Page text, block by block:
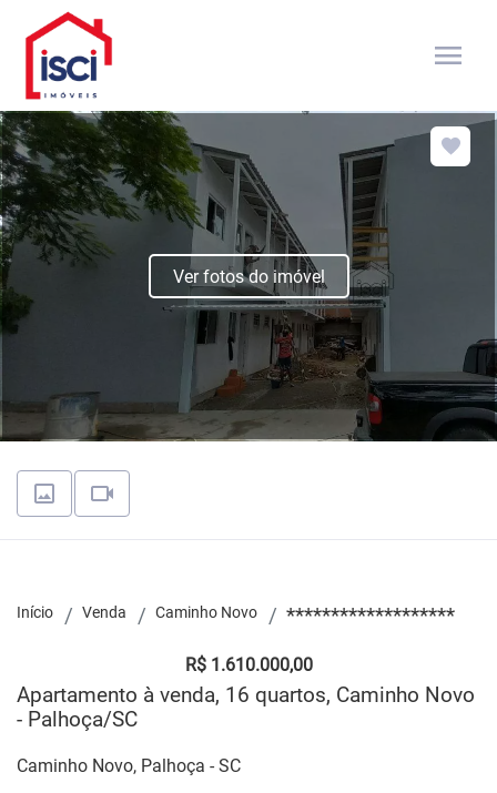
menu
Ver fotos do imóvel
Início Venda Caminho Novo *******************
R$ 1.610.000,00
Apartamento à venda, 16 quartos, Caminho Novo
- Palhoça/SC
Caminho Novo, Palhoça - SC